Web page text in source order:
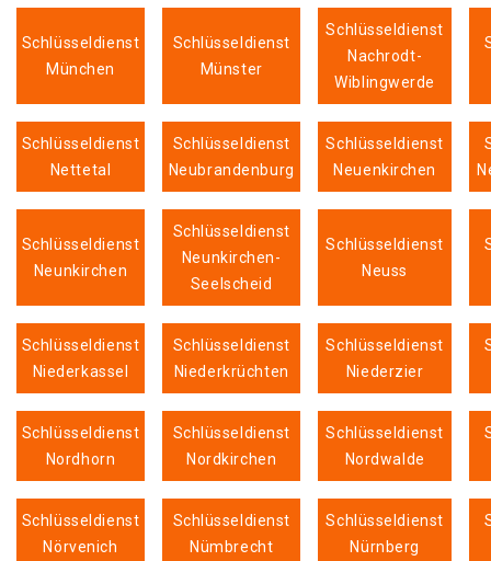
Schlüsseldienst
München
Schlüsseldienst
Münster
Schlüsseldienst
Nachrodt-
Wiblingwerde
Schlüsseldienst
Nettetal
Schlüsseldienst
Neubrandenburg
Schlüsseldienst
Neuenkirchen
Schlüsseldienst
Neunkirchen
Schlüsseldienst
Neunkirchen-
Seelscheid
Schlüsseldienst
Neuss
Schlüsseldienst
Niederkassel
Schlüsseldienst
Niederkrüchten
Schlüsseldienst
Niederzier
Schlüsseldienst
Nordhorn
Schlüsseldienst
Nordkirchen
Schlüsseldienst
Nordwalde
Schlüsseldienst
Nörvenich
Schlüsseldienst
Nümbrecht
Schlüsseldienst
Nürnberg